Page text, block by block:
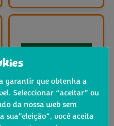
garantir que obtenha a
Seleccionar “aceitar” ou
da nossa web sem
você aceita